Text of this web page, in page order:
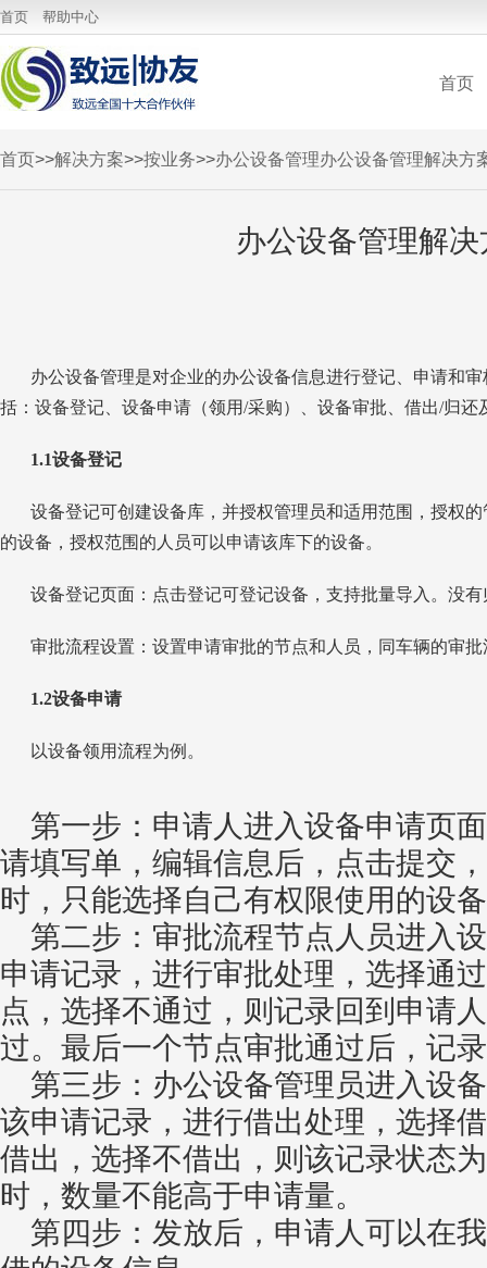
首页 帮助中心
首页
云应用中心
首页>>解决方案>>按业务>>办公设备管理办公设备管理解决方
办公设备管理解决
办公设备管理是对企业的办公设备信息进行登记、申请和
括：设备登记、设备申请（领用/采购）、设备审批、借出/归还
1.1设备登记
设备登记可创建设备库，并授权管理员和适用范围，授权
的设备，授权范围的人员可以申请该库下的设备。
设备登记页面：点击登记可登记设备，支持批量导入。没
审批流程设置：设置申请审批的节点和人员，同车辆的审
1.2设备申请
以设备领用流程为例。
第一步：申请人进入设备申请页
请填写单，编辑信息后，点击提交
时，只能选择自己有权限使用的设
第二步：审批流程节点人员进入
申请记录，进行审批处理，选择通
点，选择不通过，则记录回到申请
过。最后一个节点审批通过后，记
第三步：办公设备管理员进入设
该申请记录，进行借出处理，选择
借出，选择不借出，则该记录状态
时，数量不能高于申请量。
第四步：发放后，申请人可以在